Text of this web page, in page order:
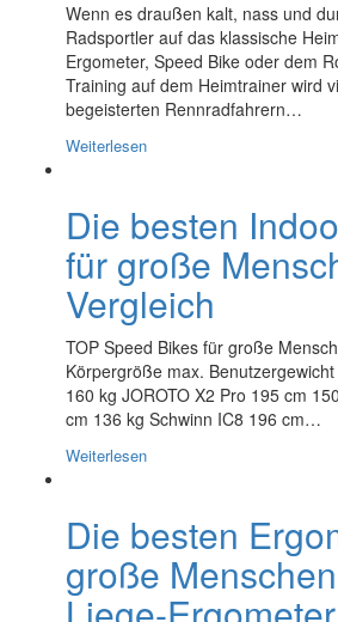
Wenn es draußen kalt, nass und
Radsportler auf das klassische
Ergometer, Speed Bike oder dem
Training auf dem Heimtrainer wird
begeisterten Rennradfahrern…
Weiterlesen
Die besten
für große
Vergleich
TOP Speed Bikes für große
Körpergröße max.
160 kg JOROTO X2 Pro 195 cm
cm 136 kg Schwinn IC8 196 cm…
Weiterlesen
Die besten
große